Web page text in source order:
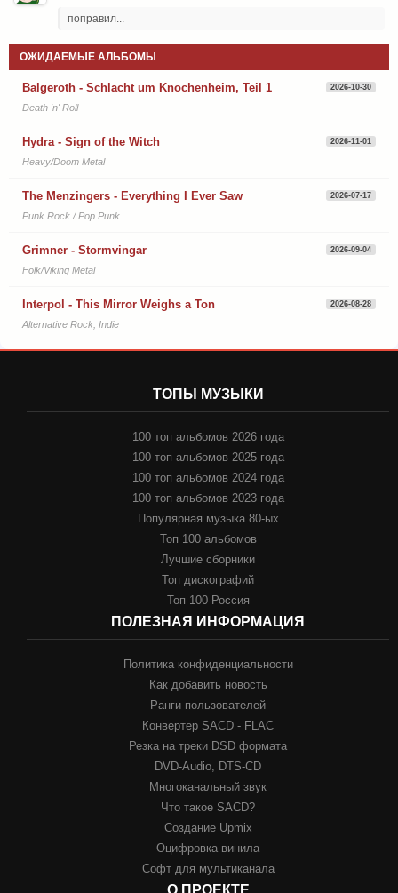
поправил...
ОЖИДАЕМЫЕ АЛЬБОМЫ
Balgeroth - Schlacht um Knochenheim, Teil 1 2026-10-30
Death 'n' Roll
Hydra - Sign of the Witch 2026-11-01
Heavy/Doom Metal
The Menzingers - Everything I Ever Saw 2026-07-17
Punk Rock / Pop Punk
Grimner - Stormvingar 2026-09-04
Folk/Viking Metal
Interpol - This Mirror Weighs a Ton 2026-08-28
Alternative Rock, Indie
ТОПЫ МУЗЫКИ
100 топ альбомов 2026 года
100 топ альбомов 2025 года
100 топ альбомов 2024 года
100 топ альбомов 2023 года
Популярная музыка 80-ых
Топ 100 альбомов
Лучшие сборники
Топ дискографий
Топ 100 Россия
ПОЛЕЗНАЯ ИНФОРМАЦИЯ
Политика конфиденциальности
Как добавить новость
Ранги пользователей
Конвертер SACD - FLAC
Резка на треки DSD формата
DVD-Audio, DTS-CD
Многоканальный звук
Что такое SACD?
Создание Upmix
Оцифровка винила
Софт для мультиканала
О ПРОЕКТЕ